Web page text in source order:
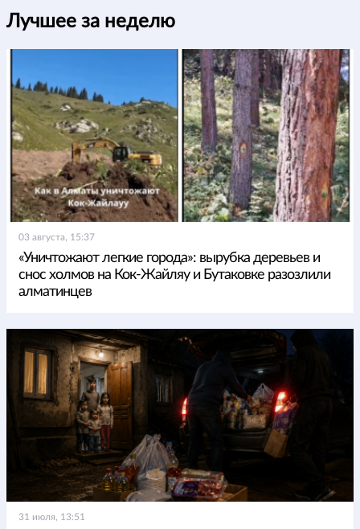
Лучшее за неделю
03 августа, 15:37
«Уничтожают легкие города»: вырубка деревьев и
снос холмов на Кок-Жайляу и Бутаковке разозлили
алматинцев
31 июля, 13:51